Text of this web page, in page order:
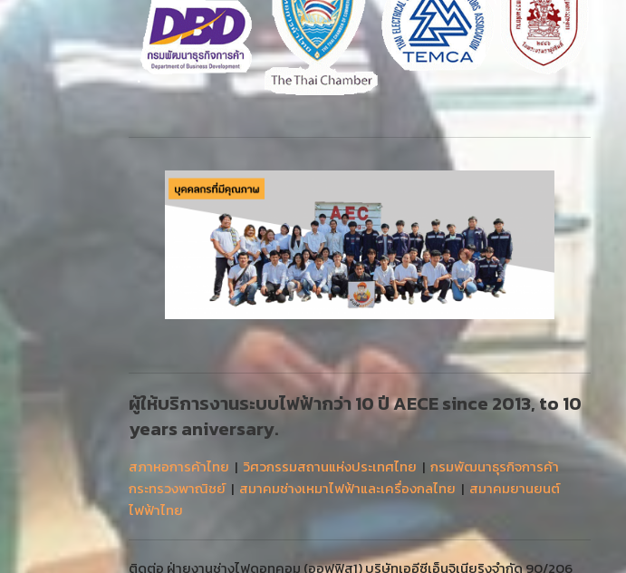
ผู้ให้บริการงานระบบไฟฟ้ากว่า 10 ปี AECE since 2013, to 10
years aniversary.
สภาหอการค้าไทย | วิศวกรรมสถานแห่งประเทศไทย | กรมพัฒนาธุรกิจการค้า
กระทรวงพาณิชย์| สมาคมช่างเหมาไฟฟ้าและเครื่องกลไทย | สมาคมยานยนต์
ไฟฟ้าไทย
ติดต่อ ฝ่ายงานช่างไฟดอทคอม (ออฟฟิส1) บริษัทเออีซีเอ็นจิเนียริงจำกัด 90/206